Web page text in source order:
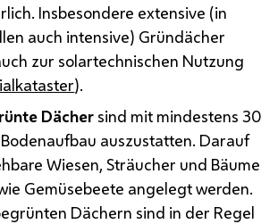
Insbesondere extensive (in
auch intensive) Gründächer
zur solartechnischen Nutzung
).
Dächer sind mit mindestens 30
auszustatten. Darauf
Wiesen, Sträucher und Bäume
Gemüsebeete angelegt werden.
Dächern sind in der Regel